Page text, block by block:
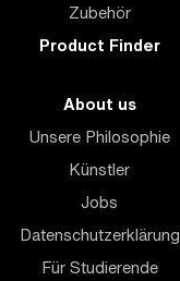
Zubehör
Product Finder
About us
Unsere Philosophie
Künstler
Jobs
Datenschutzerklärung
Für Studierende